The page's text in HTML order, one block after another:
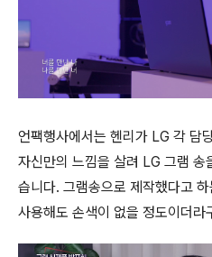
언팩행사에서는 헨리가 LG 각 담
자신만의 느낌을 살려 LG 그램 송
습니다. 그램송으로 제작했다고
사용해도 손색이 없을 정도이더라